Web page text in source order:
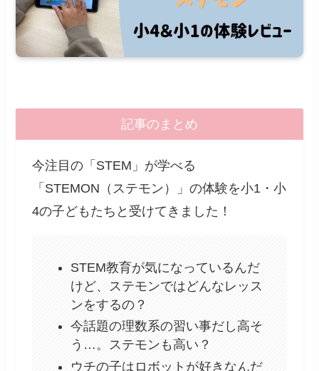
記事のまとめ
今注目の「STEM」が学べる
「STEMON（ステモン）」の体験を小1・小
4の子どもたちと受けてきました！
STEM教育が気になっているんだ
けど、ステモンではどんなレッス
ンをするの？
今話題の理数系の習い事だし高そ
う…。ステモンも高い？
ウチの子はロボットが好きなんだ